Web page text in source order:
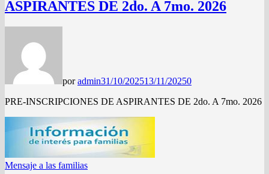
ASPIRANTES DE 2do. A 7mo. 2026
poradmin31/10/202513/11/20250
PRE-INSCRIPCIONES DE ASPIRANTES DE 2do. A 7mo. 2026
Mensaje a las familias